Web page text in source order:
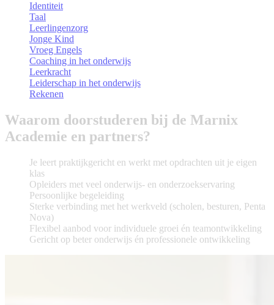
Identiteit
Taal
Leerlingenzorg
Jonge Kind
Vroeg Engels
Coaching in het onderwijs
Leerkracht
Leiderschap in het onderwijs
Rekenen
Waarom doorstuderen bij de Marnix
Academie en partners?
Je leert praktijkgericht en werkt met opdrachten uit je eigen
klas
Opleiders met veel onderwijs- en onderzoekservaring
Persoonlijke begeleiding
Sterke verbinding met het werkveld (scholen, besturen, Penta
Nova)
Flexibel aanbod voor individuele groei én teamontwikkeling
Gericht op beter onderwijs én professionele ontwikkeling